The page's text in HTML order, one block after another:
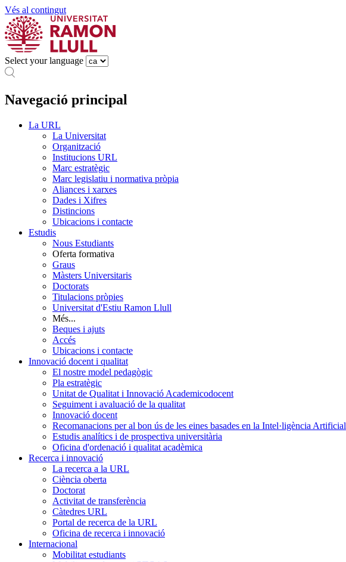
Vés al contingut
Select your language
Navegació principal
La URL
La Universitat
Organització
Institucions URL
Marc estratègic
Marc legislatiu i normativa pròpia
Aliances i xarxes
Dades i Xifres
Distincions
Ubicacions i contacte
Estudis
Nous Estudiants
Oferta formativa
Graus
Màsters Universitaris
Doctorats
Titulacions pròpies
Universitat d'Estiu Ramon Llull
Més...
Beques i ajuts
Accés
Ubicacions i contacte
Innovació docent i qualitat
El nostre model pedagògic
Pla estratègic
Unitat de Qualitat i Innovació Academicodocent
Seguiment i avaluació de la qualitat
Innovació docent
Recomanacions per al bon ús de les eines basades en la Intel·ligència Artificial
Estudis analítics i de prospectiva universitària
Oficina d'ordenació i qualitat acadèmica
Recerca i innovació
La recerca a la URL
Ciència oberta
Doctorat
Activitat de transferència
Càtedres URL
Portal de recerca de la URL
Oficina de recerca i innovació
Internacional
Mobilitat estudiants